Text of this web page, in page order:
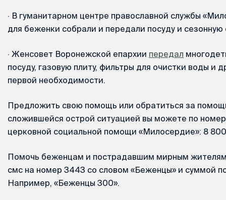
· В гуманитарном центре православной службы
для беженки собрали и передали посуду и сезонную
· Женсовет Воронежской епархии передал
посуду, газовую плиту, фильтры для очистки воды и
первой необходимости.
Предложить свою помощь или обратиться за
сложившейся острой ситуацией вы можете по
церковной социальной помощи «Милосердие»: 8
Помочь беженцам и пострадавшим мирным
смс на номер 3443 со словом «Беженцы» и суммой
Например, «Беженцы 300».